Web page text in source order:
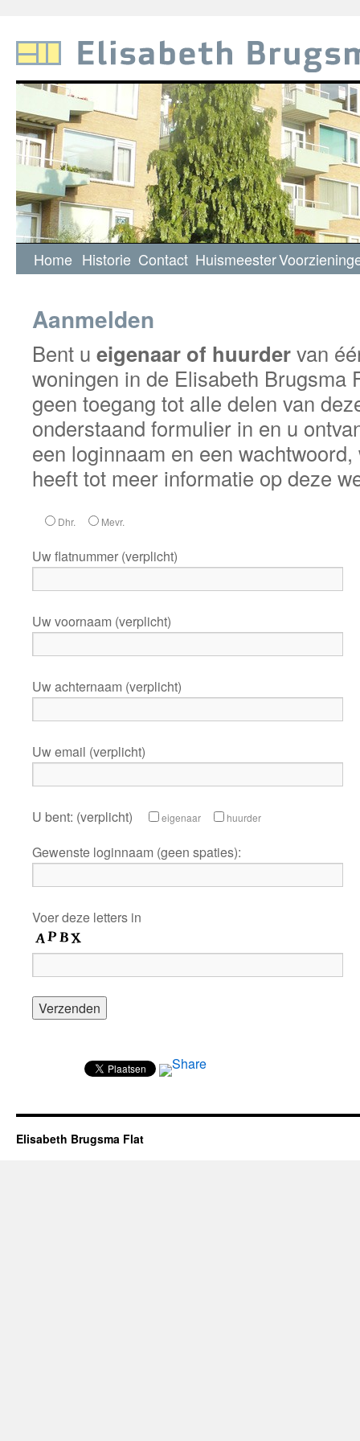
Home Historie Contact Huismeester
Aanmelden
Bent u eigenaar of huurdervan
woningen in de Elisabeth Brugsma
geen toegang tot alle delen van
onderstaand formulier in en u
een loginnaam en een
heeft tot meer informatie op deze
Dhr. Mevr.
Uw flatnummer (verplicht)
Uw voornaam (verplicht)
Uw achternaam (verplicht)
Uw email (verplicht)
U bent: (verplicht) eigenaar huurder
Gewenste loginnaam (geen spaties):
Voer deze letters in
Elisabeth Brugsma Flat